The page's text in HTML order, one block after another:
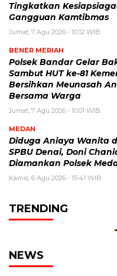
Tingkatkan
Gangguan Kamtibmas
Jumat, 7 Agu 2026 - 10:12 WIB
BENER MERIAH
Polsek Bandar Gelar
Sambut HUT ke-81
Bersihkan Meunasah
Bersama Warga
Jumat, 7 Agu 2026 - 10:01 WIB
MEDAN
Diduga Aniaya Wanita
SPBU Denai, Doni
Diamankan Polsek
Kamis, 6 Agu 2026 - 15:41 WIB
TRENDING
NEWS